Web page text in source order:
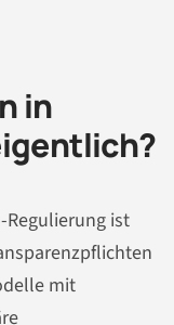
in
Regulierung ist
mit